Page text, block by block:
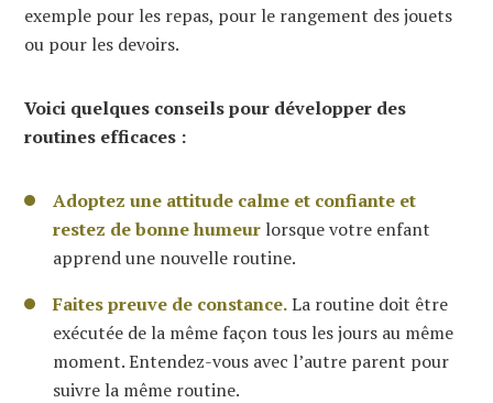
exemple pour les repas, pour le rangement des jouets
ou pour les devoirs.
Voici quelques conseils pour développer des
routines efficaces :
Adoptez une attitude calme et confiante et
restez de bonne humeur lorsque votre enfant
apprend une nouvelle routine.
Faites preuve de constance.La routine doit être
exécutée de la même façon tous les jours au même
moment. Entendez-vous avec l’autre parent pour
suivre la même routine.